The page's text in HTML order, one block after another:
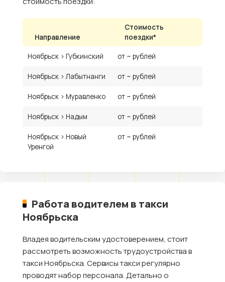
Направление
Стоимость
поездки*
Ноябрьск › Губкинский от ~ рублей
Ноябрьск › Лабытнанги от ~ рублей
Ноябрьск › Муравленко от ~ рублей
Ноябрьск › Надым от ~ рублей
Ноябрьск › Новый
Уренгой
от ~ рублей
Работа водителем в такси
Ноябрьска
Владея водительским удостоверением, стоит
рассмотреть возможность трудоустройства в
такси Ноябрьска. Сервисы такси регулярно
проводят набор персонала. Детально о